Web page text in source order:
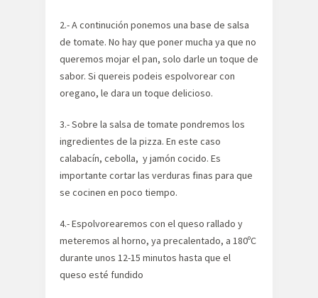
2.- A continución ponemos una base de salsa
de tomate. No hay que poner mucha ya que no
queremos mojar el pan, solo darle un toque de
sabor. Si quereis podeis espolvorear con
oregano, le dara un toque delicioso.
3.- Sobre la salsa de tomate pondremos los
ingredientes de la pizza. En este caso
calabacín, cebolla, y jamón cocido. Es
importante cortar las verduras finas para que
se cocinen en poco tiempo.
4.- Espolvorearemos con el queso rallado y
meteremos al horno, ya precalentado, a 180ºC
durante unos 12-15 minutos hasta que el
queso esté fundido